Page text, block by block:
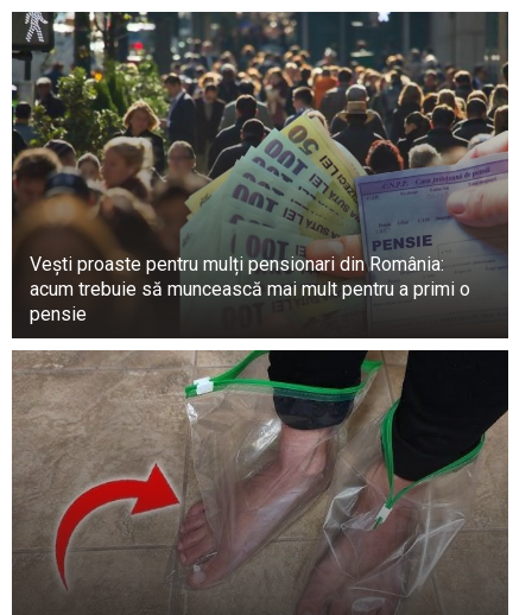
Vești proaste pentru mulți pensionari din România:
acum trebuie să muncească mai mult pentru a primi o
pensie